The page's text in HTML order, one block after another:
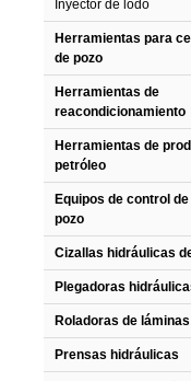
Inyector de lodo
Herramientas para
de pozo
Herramientas de
reacondicionamiento
Herramientas de
petróleo
Equipos de control
pozo
Cizallas hidráulicas
Plegadoras
Roladoras de láminas
Prensas hidráulicas